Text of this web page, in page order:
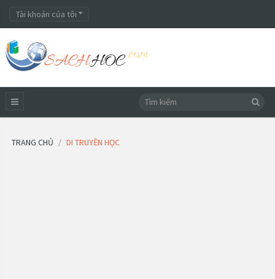
Tài khoản của tôi
TRANG CHỦ DI TRUYỀN HỌC